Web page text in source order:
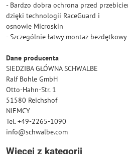
- Bardzo dobra ochrona przed
dzięki technologii RaceGuard i
osnowie Microskin
- Szczególnie łatwy montaż bezdętkowy
Dane producenta
SIEDZIBA GŁÓWNA SCHWALBE
Ralf Bohle GmbH
Otto-Hahn-Str. 1
51580 Reichshof
NIEMCY
Tel. +49-2265-1090
info@schwalbe.com
Więcej z kategorii